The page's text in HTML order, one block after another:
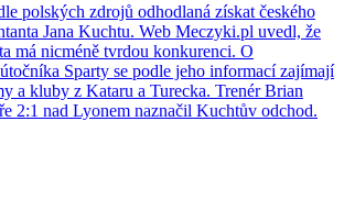
polských zdrojů odhodlaná získat českého
Jana Kuchtu. Web Meczyki.pl uvedl, že
má nicméně tvrdou konkurenci. O
Sparty se podle jeho informací zajímají
a kluby z Kataru a Turecka. Trenér Brian
2:1 nad Lyonem naznačil Kuchtův odchod.